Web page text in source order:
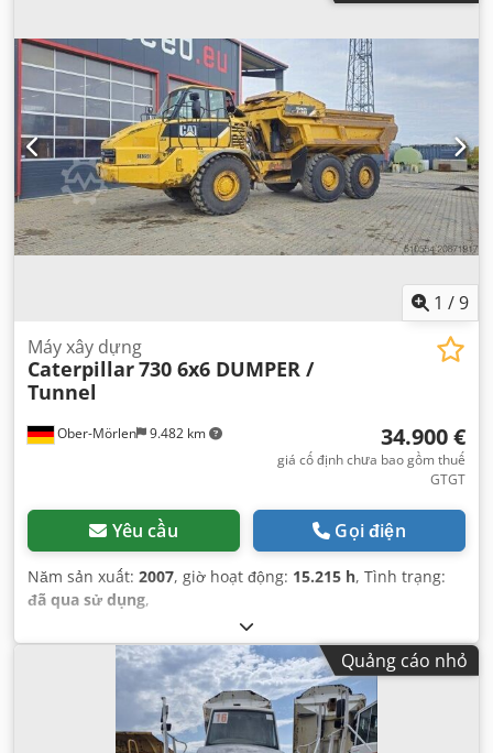
1 /9
Ober-Mörlen 9.482 km
Máy xây dựng
Caterpillar730 6x6 DUMPER /
Tunnel
34.900 €
giá cố định chưa bao gồm thuế
GTGT
Yêu cầu Gọi điện
Năm sản xuất: 2007, giờ hoạt động: 15.215 h, Tình trạng:
đã qua sử dụng,
Quảng cáo nhỏ